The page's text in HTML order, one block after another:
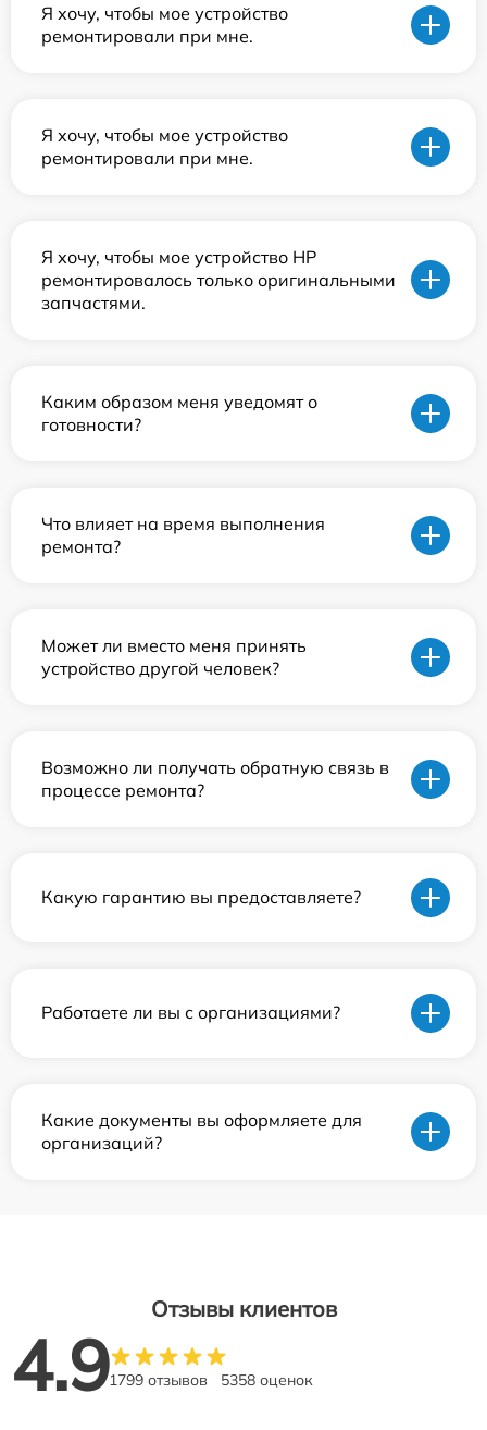
Я хочу, чтобы мое устройство
ремонтировали при мне.
Я хочу, чтобы мое устройство
ремонтировали при мне.
Я хочу, чтобы мое устройство HP
ремонтировалось только оригинальными
запчастями.
Каким образом меня уведомят о
готовности?
Что влияет на время выполнения
ремонта?
Может ли вместо меня принять
устройство другой человек?
Возможно ли получать обратную связь в
процессе ремонта?
Какую гарантию вы предоставляете?
Работаете ли вы с организациями?
Какие документы вы оформляете для
организаций?
Отзывы клиентов
4.91799 отзывов 5358 оценок